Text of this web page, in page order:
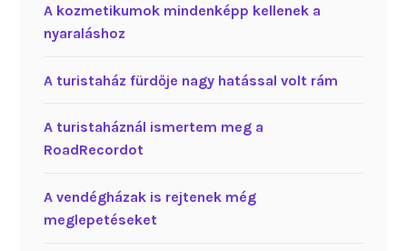
A kozmetikumok mindenképp kellenek a
nyaraláshoz
A turistaház fürdője nagy hatással volt rám
A turistaháznál ismertem meg a
RoadRecordot
A vendégházak is rejtenek még
meglepetéseket